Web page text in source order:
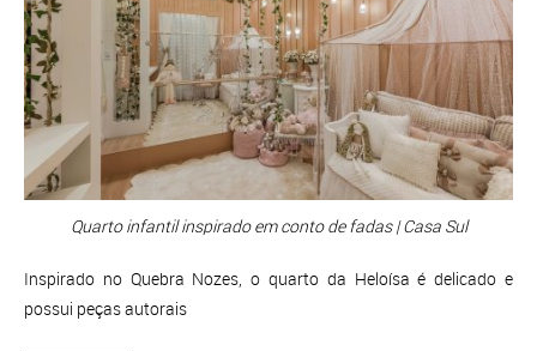
Quarto infantil inspirado em conto de fadas | Casa Sul
Inspirado no Quebra Nozes, o quarto da Heloísa é delicado e
possui peças autorais